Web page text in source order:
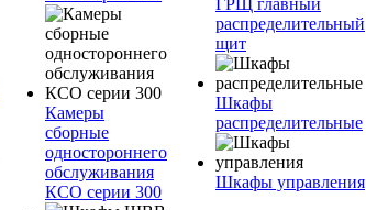
Камеры
сборные
одностороннего
обслуживания
КСО серии 300
ГРЩ главный
распределительный
щит
Шкафы
распределительные
Шкафы управления